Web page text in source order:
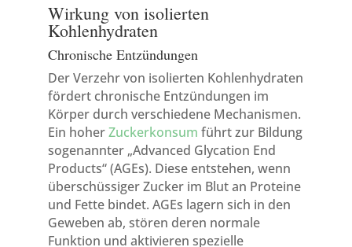
Wirkung von isolierten
Kohlenhydraten
Chronische Entzündungen
Der Verzehr von isolierten Kohlenhydraten
fördert chronische Entzündungen im
Körper durch verschiedene Mechanismen.
Ein hoherZuckerkonsum führt zur Bildung
sogenannter „Advanced Glycation End
Products“ (AGEs). Diese entstehen, wenn
überschüssiger Zucker im Blut an Proteine
und Fette bindet. AGEs lagern sich in den
Geweben ab, stören deren normale
Funktion und aktivieren spezielle